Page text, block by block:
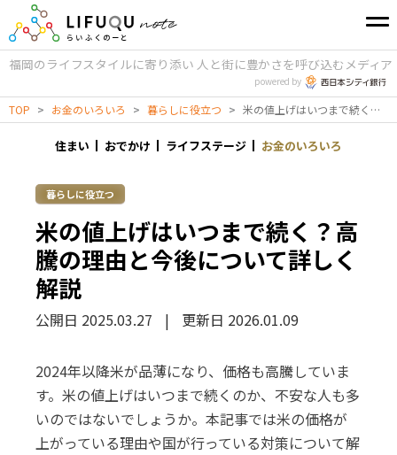
福岡のライフスタイルに寄り添い 人と街に豊かさを呼び込むメディア
powered by
TOP > お金のいろいろ > 暮らしに役立つ > 米の値上げはいつまで続く？高騰の理由と今後について詳しく解説
住まい おでかけ ライフステージ お金のいろいろ
暮らしに役立つ
米の値上げはいつまで続く？高
騰の理由と今後について詳しく
解説
公開日 2025.03.27 | 更新日 2026.01.09
2024年以降米が品薄になり、価格も高騰していま
す。米の値上げはいつまで続くのか、不安な人も多
いのではないでしょうか。本記事では米の価格が
上がっている理由や国が行っている対策について解